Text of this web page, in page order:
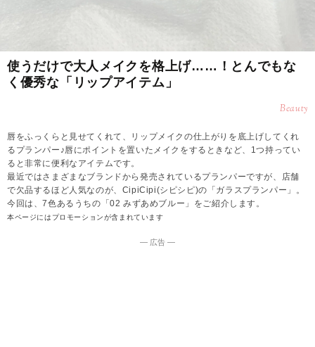
使うだけで大人メイクを格上げ……！とんでもな
く優秀な「リップアイテム」
Beauty
唇をふっくらと見せてくれて、リップメイクの仕上がりを底上げしてくれ
るプランパー♪唇にポイントを置いたメイクをするときなど、1つ持ってい
ると非常に便利なアイテムです。
最近ではさまざまなブランドから発売されているプランパーですが、店舗
で欠品するほど人気なのが、CipiCipi(シピシピ)の「ガラスプランパー」。
今回は、7色あるうちの「02 みずあめブルー」をご紹介します。
本ページにはプロモーションが含まれています
― 広告 ―